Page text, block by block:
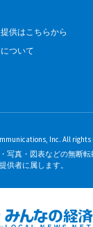
供はこちらから
ついて
Inc. All rights
写真・図表などの無断
供者に属します。